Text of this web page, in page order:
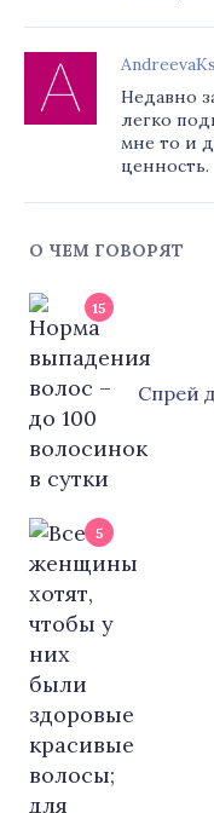
Недавно
легко
мне то и
ценность.
О ЧЕМ ГОВОРЯТ
15
Cпрей
5